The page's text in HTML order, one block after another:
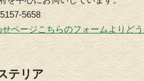
5658
せページこちらのフォームよりど
テリア